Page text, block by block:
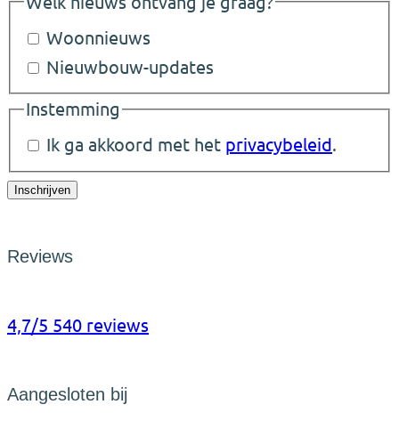
Woonnieuws
Nieuwbouw-updates
Instemming
Ik ga akkoord met het privacybeleid.
Inschrijven
Reviews
4,7/5 540 reviews
Aangesloten bij